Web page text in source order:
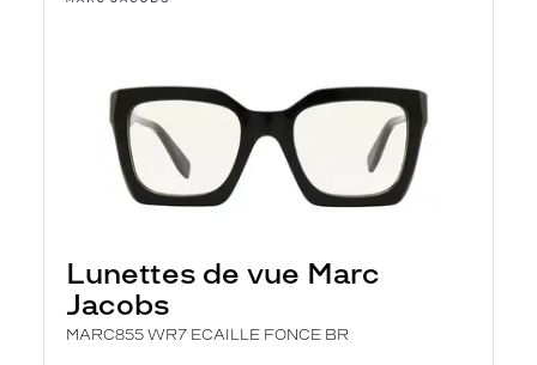
Lunettes de vue Marc
Jacobs
MARC855 WR7 ECAILLE FONCE BR